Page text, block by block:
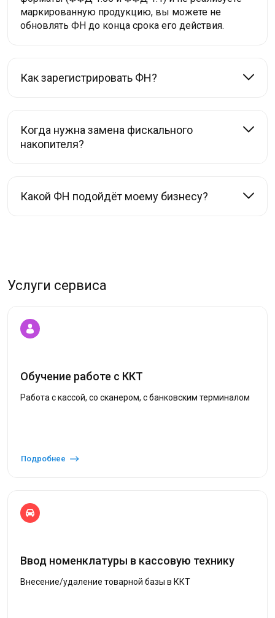
маркированную продукцию, вы можете не
обновлять ФН до конца срока его действия.
Как зарегистрировать ФН?
Когда нужна замена фискального
накопителя?
Какой ФН подойдёт моему бизнесу?
Услуги сервиса
Обучение работе с ККТ
Работа с кассой, со сканером, с банковским терминалом
Подробнее
Ввод номенклатуры в кассовую технику
Внесение/удаление товарной базы в ККТ